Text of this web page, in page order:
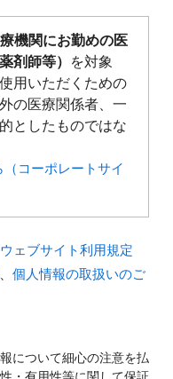
機関にお勤めの医
剤師等）
を対象
用いただくための
の医療関係者、一
としたものではな
コーポレートサイ
ウェブサイト利用規定
個人情報の取扱いのご
について細心の注意を払
・有用性等に関して保証